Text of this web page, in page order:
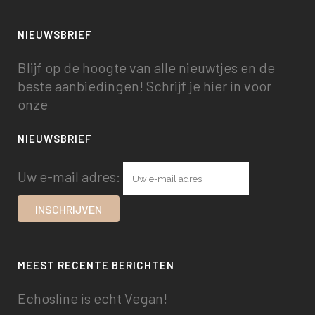
NIEUWSBRIEF
Blijf op de hoogte van alle nieuwtjes en de
beste aanbiedingen! Schrijf je hier in voor
onze
NIEUWSBRIEF
Uw e-mail adres:
MEEST RECENTE BERICHTEN
Echosline is echt Vegan!